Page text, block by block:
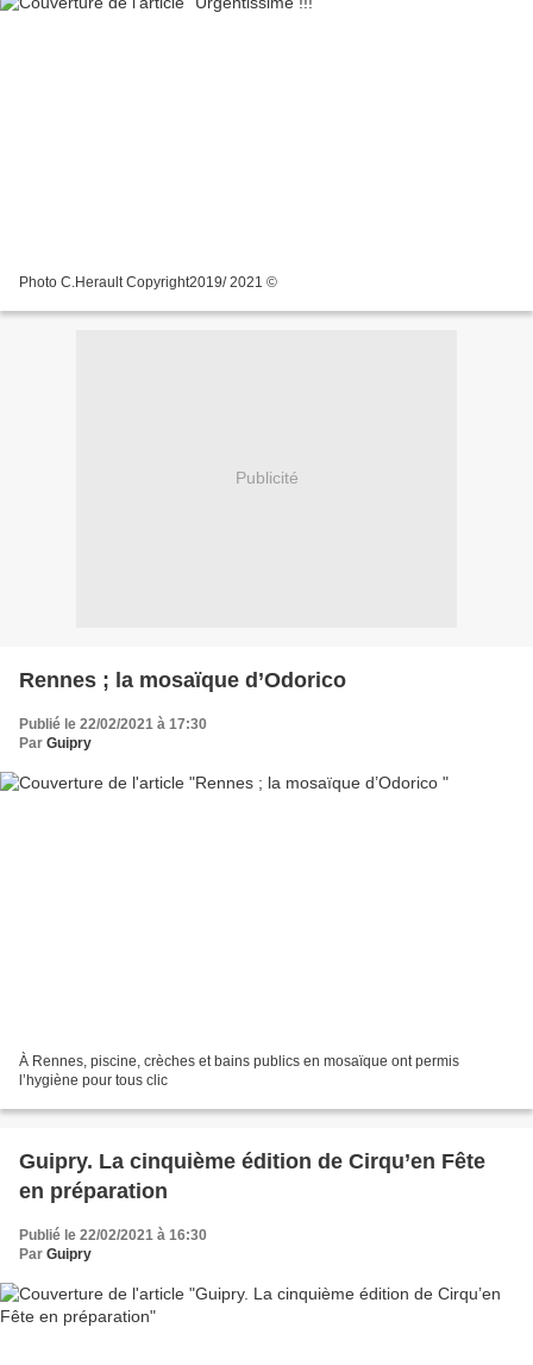
Photo C.Herault Copyright2019/ 2021 ©
Publicité
Rennes ; la mosaïque d’Odorico
Publié le 22/02/2021 à 17:30
Par Guipry
À Rennes, piscine, crèches et bains publics en mosaïque ont permis
l’hygiène pour tous clic
Guipry. La cinquième édition de Cirqu’en Fête
en préparation
Publié le 22/02/2021 à 16:30
Par Guipry